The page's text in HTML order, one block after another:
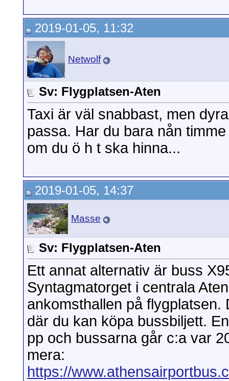
2019-01-05, 11:32
Netwolf
Sv: Flygplatsen-Aten
Taxi är väl snabbast, men
passa. Har du bara nån
om du ö h t ska hinna...
2019-01-05, 14:37
Masse
Sv: Flygplatsen-Aten
Ett annat alternativ är buss
Syntagmatorget i centrala
ankomsthallen på
där du kan köpa bussbiljett.
pp och bussarna går c:a var
mera:
https://